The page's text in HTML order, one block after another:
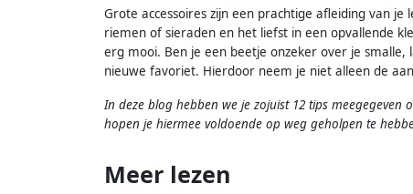
Grote accessoires zijn een prachtige afleiding van
riemen of sieraden en het liefst in een opvallende
erg mooi. Ben je een beetje onzeker over je
nieuwe favoriet. Hierdoor neem je niet alleen de
In deze blog hebben we je zojuist 12 tips
hopen je hiermee voldoende op weg geholpen te
Meer lezen